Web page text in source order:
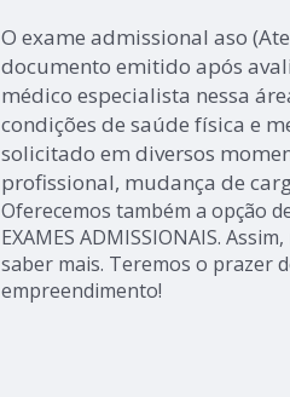
O exame admissional aso
documento emitido após
médico especialista nessa
condições de saúde física e
solicitado em diversos
profissional, mudança de
Oferecemos também a opção de
EXAMES ADMISSIONAIS.
saber mais. Teremos o prazer
empreendimento!